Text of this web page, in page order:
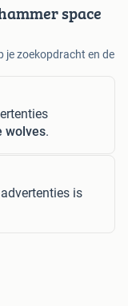
space
je zoekopdracht en de
wolves.
advertenties is